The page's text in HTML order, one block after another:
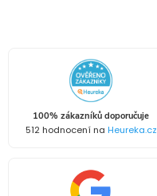
100% zákazníků doporučuje
512 hodnocení na Heureka.cz